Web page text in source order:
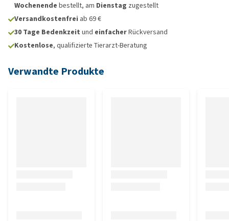
Wochenende bestellt, am Dienstag zugestellt
Versandkostenfrei ab 69 €
30 Tage Bedenkzeit und einfacherRückversand
Kostenlose, qualifizierte Tierarzt-Beratung
Verwandte Produkte